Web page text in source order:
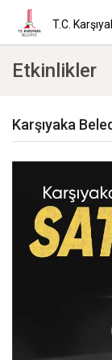
T.C.
Etkinlikler
Karşıyaka